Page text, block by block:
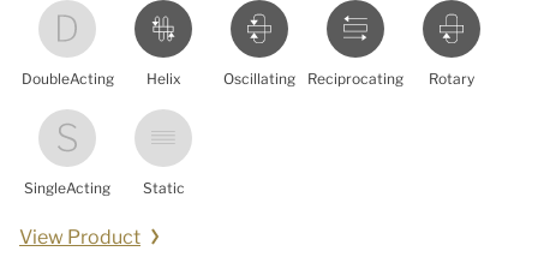
DoubleActing Helix Oscillating Reciprocating Rotary
SingleActing Static
View Product